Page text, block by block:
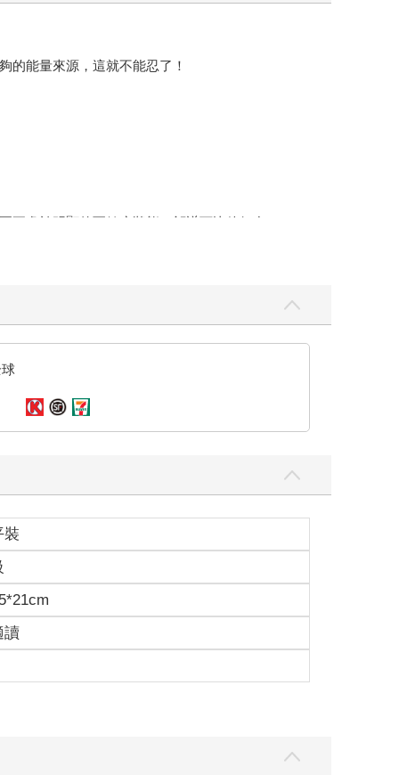
能量來源，這就不能忍了！
處於明顯的亞健康狀態，祁謙可比他好多了。
如果工作沒有完成，第二天祁避夏還要繼續再飛
飲料，來補充體力。出去趕通告的時候，也必是
沒有工作的，只不過他都留在了晚上祁謙睡下以
見到你高興才能永遠活力滿滿的，我怎麼可能會
唬嗎？」阿羅推了推自己新換的眼鏡，對祁謙問
謙不知道的時候，已經在家裡為祁謙開闢了一間
裝
讀